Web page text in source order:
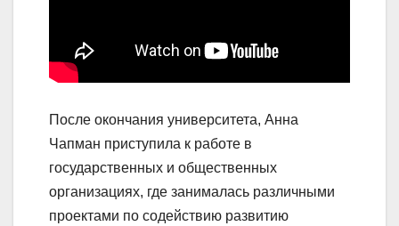
После окончания университета, Анна
Чапман приступила к работе в
государственных и общественных
организациях, где занималась различными
проектами по содействию развитию